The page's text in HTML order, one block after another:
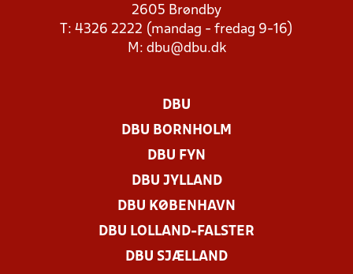
2605 Brøndby
T: 4326 2222 (mandag - fredag 9-16)
M: dbu@dbu.dk
DBU
DBU BORNHOLM
DBU FYN
DBU JYLLAND
DBU KØBENHAVN
DBU LOLLAND-FALSTER
DBU SJÆLLAND